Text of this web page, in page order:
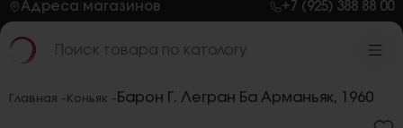
Адреса магазинов +7 (925) 388 88 00
Главная - Коньяк - Барон Г. Легран Ба Арманьяк, 1960